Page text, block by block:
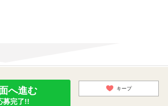
へ進む
募完了!!
キープ